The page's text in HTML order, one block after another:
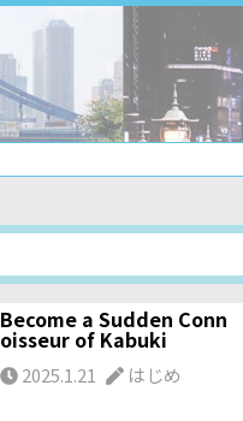
Become a Sudden Conn
oisseur of Kabuki
2025.1.21 はじめ